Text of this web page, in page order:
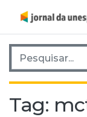
Pesquisar por:
Tag: